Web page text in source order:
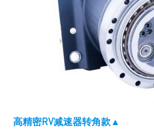
高精密RV减速器转角款▲